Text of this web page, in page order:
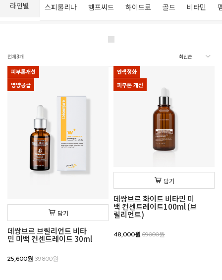
라인별 스피룰리나 헴프씨드 하이드로 골드 비타민
전체3개
피부톤개선
영양공급
담기
데쌍브르 브릴리언트 비타
민 미백 컨센트레이트 30ml
25,600원 39800원
안색정화
피부톤 개선
담기
데쌍브르 화이트 비타민 미
백 컨센트레이트100ml (브
릴리언트)
48,000원 69000원